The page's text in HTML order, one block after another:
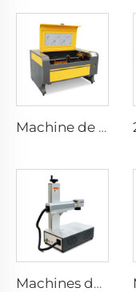
Machine de gravure et de découpe au laser 1080
Machines de marquage au laser pour bureau